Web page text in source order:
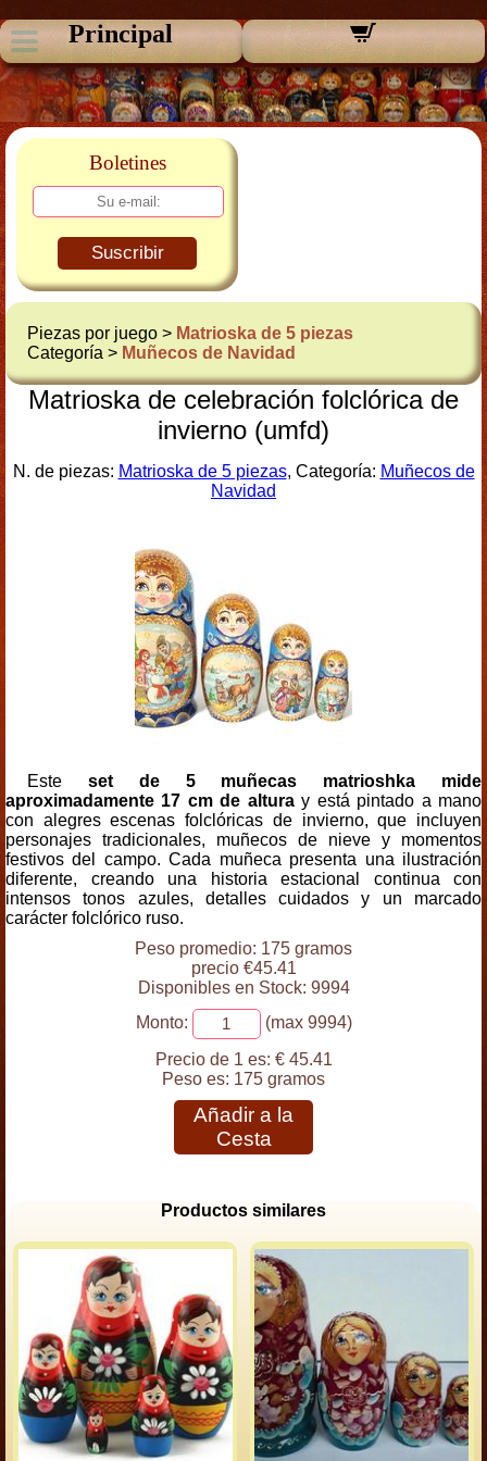
Principal
Boletines
Suscribir
Piezas por juego > Matrioska de 5 piezas
Categoría > Muñecos de Navidad
Matrioska de celebración folclórica de
invierno (umfd)
N. de piezas: Matrioska de 5 piezas, Categoría: Muñecos de
Navidad
Este set de 5 muñecas matrioshka mide
aproximadamente 17 cm de alturay está pintado a mano
con alegres escenas folclóricas de invierno, que incluyen
personajes tradicionales, muñecos de nieve y momentos
festivos del campo. Cada muñeca presenta una ilustración
diferente, creando una historia estacional continua con
intensos tonos azules, detalles cuidados y un marcado
carácter folclórico ruso.
Peso promedio: 175 gramos
precio €45.41
Disponibles en Stock: 9994
Monto:
(max 9994)
Precio de 1 es: € 45.41
Peso es: 175 gramos
Añadir a la
Cesta
Productos similares